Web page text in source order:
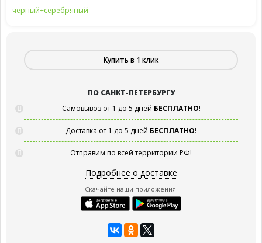
черный+серебряный
Купить в 1 клик
ПО САНКТ-ПЕТЕРБУРГУ
Самовывоз от 1 до 5 дней БЕСПЛАТНО!
Доставка от 1 до 5 дней БЕСПЛАТНО!
Отправим по всей территории РФ!
Подробнее о доставке
Скачайте наши приложения: